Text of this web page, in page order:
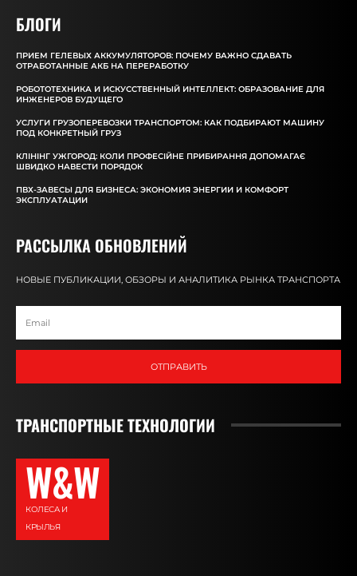
БЛОГИ
ПРИЕМ ГЕЛЕВЫХ АККУМУЛЯТОРОВ: ПОЧЕМУ ВАЖНО СДАВАТЬ
ОТРАБОТАННЫЕ АКБ НА ПЕРЕРАБОТКУ
РОБОТОТЕХНИКА И ИСКУССТВЕННЫЙ ИНТЕЛЛЕКТ: ОБРАЗОВАНИЕ ДЛЯ
ИНЖЕНЕРОВ БУДУЩЕГО
УСЛУГИ ГРУЗОПЕРЕВОЗКИ ТРАНСПОРТОМ: КАК ПОДБИРАЮТ МАШИНУ
ПОД КОНКРЕТНЫЙ ГРУЗ
КЛІНІНГ УЖГОРОД: КОЛИ ПРОФЕСІЙНЕ ПРИБИРАННЯ ДОПОМАГАЄ
ШВИДКО НАВЕСТИ ПОРЯДОК
ПВХ-ЗАВЕСЫ ДЛЯ БИЗНЕСА: ЭКОНОМИЯ ЭНЕРГИИ И КОМФОРТ
ЭКСПЛУАТАЦИИ
РАССЫЛКА ОБНОВЛЕНИЙ
НОВЫЕ ПУБЛИКАЦИИ, ОБЗОРЫ И АНАЛИТИКА РЫНКА ТРАНСПОРТА
ОТПРАВИТЬ
ТРАНСПОРТНЫЕ ТЕХНОЛОГИИ
W&W
КОЛЕСА И
КРЫЛЬЯ